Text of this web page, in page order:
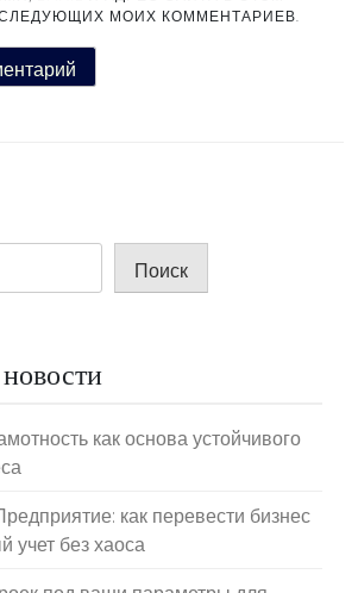
МОИХ КОММЕНТАРИЕВ.
Поиск
как основа устойчивого
как перевести бизнес
учет без хаоса